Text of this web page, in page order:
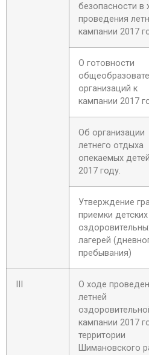
безопасности в
проведения
кампании 2017
О готовности
организаций к
кампании 2017
Об организации
летнего отдыха
опекаемых
2017 году.
Утверждение
приемки детских
лагерей
пребывания)
О ходе
летней
кампании 2017
территории
Шимановского